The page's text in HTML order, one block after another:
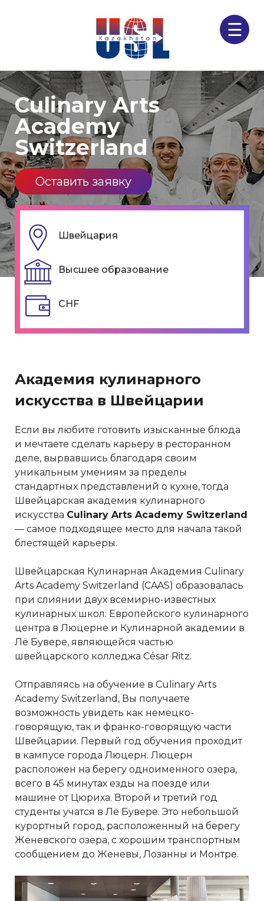
☰
Culinary Arts
Academy
Switzerland
Оставить заявку
Швейцария
Высшее образование
CHF
Академия кулинарного
искусства в Швейцарии
Если вы любите готовить изысканные блюда
и мечтаете сделать карьеру в ресторанном
деле, вырвавшись благодаря своим
уникальным умениям за пределы
стандартных представлений о кухне, тогда
Швейцарская академия кулинарного
искусства Culinary Arts Academy Switzerland
— самое подходящее место для начала такой
блестящей карьеры.
Швейцарская Кулинарная Академия Culinary
Arts Academy Switzerland (CAAS) образовалась
при слиянии двух всемирно-известных
кулинарных школ: Европейского кулинарного
центра в Люцерне и Кулинарной академии в
Лё Бувере, являющейся частью
швейцарского колледжа César Ritz.
Отправляясь на обучение в Culinary Arts
Academy Switzerland, Вы получаете
возможность увидеть как немецко-
говорящую, так и франко-говорящую части
Швейцарии. Первый год обучения проходит
в кампусе города Люцерн. Люцерн
расположен на берегу одноименного озера,
всего в 45 минутах езды на поезде или
машине от Цюриха. Второй и третий год
студенты учатся в Лё Бувере. Это небольшой
курортный город, расположенный на берегу
Женевского озера, с хорошим транспортным
сообщением до Женевы, Лозанны и Монтре.